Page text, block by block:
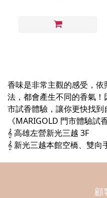
香味是非常主觀的感受，
法，都會產生不同的香氣
市試香體驗，讓你更快找到
《MARIGOLD 門市體驗試香
𝄞 高雄左營新光三越 3F
𝄞 新光三越本館空橋、雙向
顧